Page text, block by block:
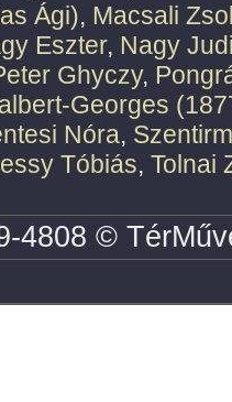
Ági), Macsali
Eszter, Nagy
Ghyczy,
Georges
Nóra,
Tóbiás, Tolnai
4808 ©